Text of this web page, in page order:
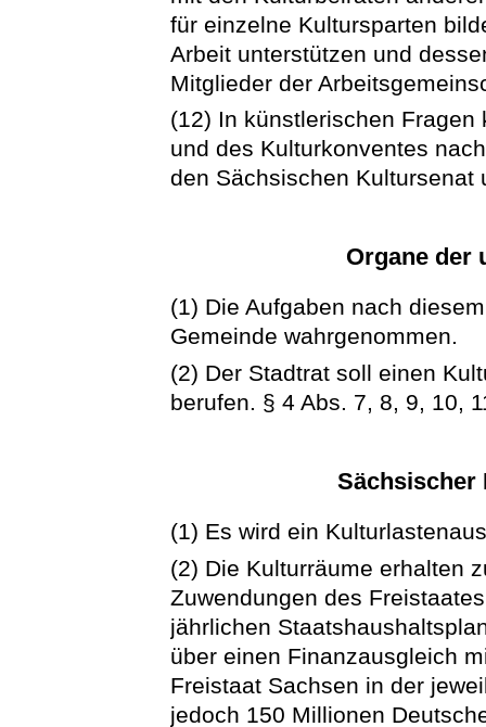
für einzelne Kultursparten
Arbeit unterstützen und
Mitglieder der
(12) In künstlerischen
und des Kulturkonventes
den Sächsischen Kultursenat
Organe der
(1) Die Aufgaben nach
Gemeinde wahrgenommen.
(2) Der Stadtrat soll einen
berufen. § 4 Abs. 7, 8, 9, 10,
Sächsischer
(1) Es wird ein
(2) Die Kulturräume erhalten
Zuwendungen des
jährlichen
über einen Finanzausgleich
Freistaat Sachsen in der
jedoch 150 Millionen